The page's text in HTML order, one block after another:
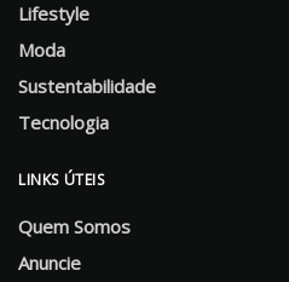
Lifestyle
Moda
Sustentabilidade
Tecnologia
LINKS ÚTEIS
Quem Somos
Anuncie